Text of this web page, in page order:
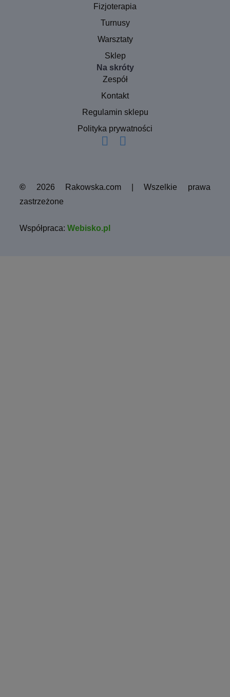
Fizjoterapia
Turnusy
Warsztaty
Sklep
Na skróty
Zespół
Kontakt
Regulamin sklepu
Polityka prywatności
© 2026 Rakowska.com | Wszelkie prawa
zastrzeżone
Współpraca:Webisko.pl